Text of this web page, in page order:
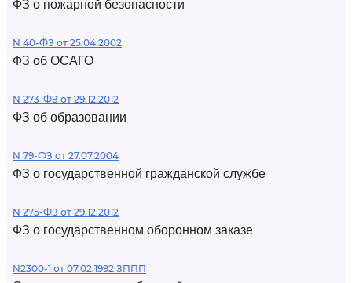
ФЗ о пожарной безопасности
N 40-ФЗ от 25.04.2002
ФЗ об ОСАГО
N 273-ФЗ от 29.12.2012
ФЗ об образовании
N 79-ФЗ от 27.07.2004
ФЗ о государственной гражданской службе
N 275-ФЗ от 29.12.2012
ФЗ о государственном оборонном заказе
N2300-1 от 07.02.1992 ЗППП